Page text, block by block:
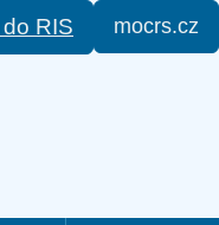
RIS mocrs.cz